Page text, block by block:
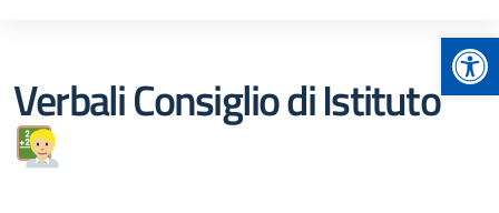
Verbali Consiglio di Istituto